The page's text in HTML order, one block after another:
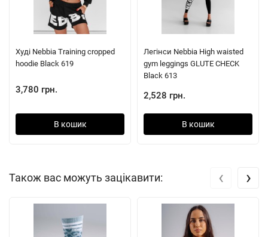
Худі Nebbia Training cropped
hoodie Black 619
3,780 грн.
В кошик
Легінси Nebbia High waisted
gym leggings GLUTE CHECK
Black 613
2,528 грн.
В кошик
Також вас можуть зацікавити: ‹ ›